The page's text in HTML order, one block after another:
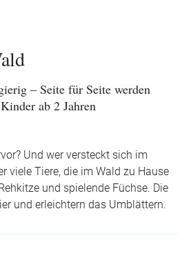
– Seite für Seite werden
ab 2 Jahren
Und wer versteckt sich im
viele Tiere, die im Wald zu Hause
und spielende Füchse. Die
und erleichtern das Umblättern.